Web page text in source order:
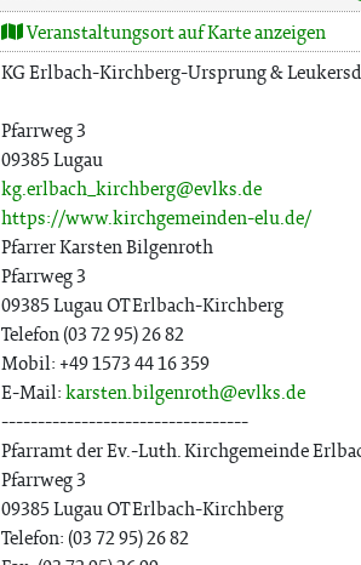
Veranstaltungsort auf Karte anzeigen
KG Erlbach-Kirchberg-Ursprung &
Pfarrweg 3
09385 Lugau
kg.erlbach_kirchberg@evlks.de
https://www.kirchgemeinden-elu.de/
Pfarrer Karsten Bilgenroth
Pfarrweg 3
09385 Lugau OT Erlbach-Kirchberg
Telefon (03 72 95) 26 82
Mobil: +49 1573 44 16 359
E-Mail:karsten.bilgenroth@evlks.de
----------------------------------
Pfarramt der Ev.-Luth. Kirchgemeinde
Pfarrweg 3
09385 Lugau OT Erlbach-Kirchberg
Telefon: (03 72 95) 26 82